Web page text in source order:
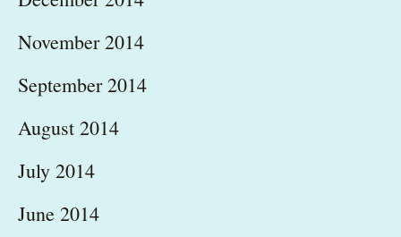
November 2014
September 2014
August 2014
July 2014
June 2014